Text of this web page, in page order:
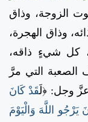
الزوجة، وذاق
وذاق الهجرة،
كل شيءٍ ذاقه،
التي مرَّ
عزَّ وجل: ﴿لَقَدْ كَانَ
اللَّهَ وَالْيَوْمَ